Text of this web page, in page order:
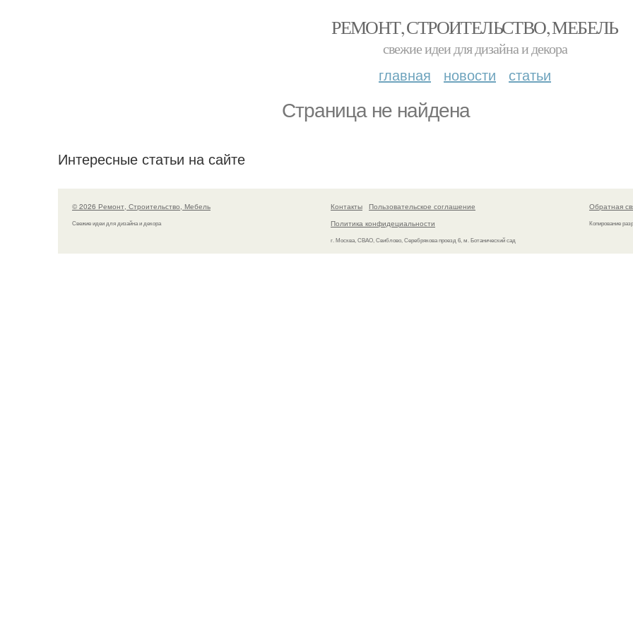
РЕМОНТ, СТРОИТЕЛЬСТВО, МЕБЕЛЬ
свежие идеи для дизайна и декора
главная новости статьи
Страница не найдена
Интересные статьи на сайте
© 2026 Ремонт, Строительство, Мебель
Свежие идеи для дизайна и декора
Контакты
Пользовательское соглашение
Политика конфидециальности
г. Москва, СВАО, Свиблово, Серебрякова проезд 6, м. Ботанический сад
Обратная
Копирование